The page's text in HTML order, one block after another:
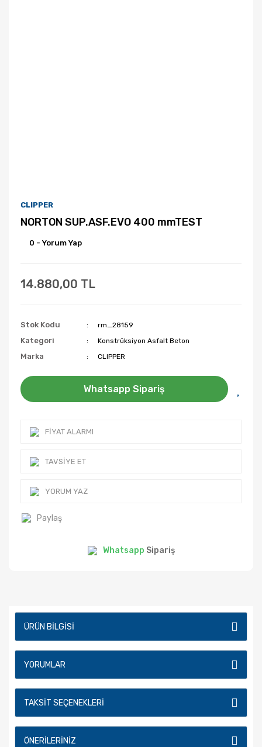
CLIPPER
NORTON SUP.ASF.EVO 400 mmTEST
0 - Yorum Yap
14.880,00 TL
Stok Kodu rm_28159
Kategori Konstrüksiyon Asfalt Beton
Marka CLIPPER
Whatsapp Sipariş
FIYAT ALARMI
TAVSIYE ET
YORUM YAZ
Paylaş
Whatsapp Sipariş
ÜRÜN BILGISI
YORUMLAR
TAKSIT SEÇENEKLERI
ÖNERILERINIZ